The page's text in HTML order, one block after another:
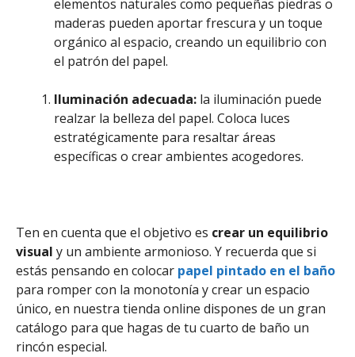
elementos naturales como pequeñas piedras o
maderas pueden aportar frescura y un toque
orgánico al espacio, creando un equilibrio con
el patrón del papel.
Iluminación adecuada: la iluminación puede
realzar la belleza del papel. Coloca luces
estratégicamente para resaltar áreas
específicas o crear ambientes acogedores.
Ten en cuenta que el objetivo es crear un equilibrio
visual y un ambiente armonioso. Y recuerda que si
estás pensando en colocar papel pintado en el baño
para romper con la monotonía y crear un espacio
único, en nuestra tienda online dispones de un gran
catálogo para que hagas de tu cuarto de baño un
rincón especial.